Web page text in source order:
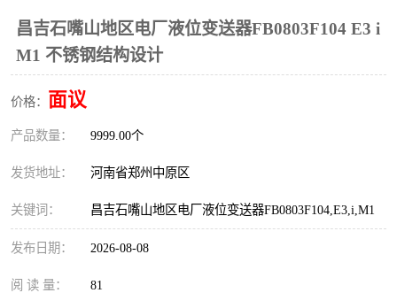
昌吉石嘴山地区电厂液位变送器FB0803F104 E3 i
M1 不锈钢结构设计
价格： 面议
产品数量： 9999.00个
发货地址： 河南省郑州中原区
关键词： 昌吉石嘴山地区电厂液位变送器FB0803F104,E3,i,M1
发布日期： 2026-08-08
阅 读 量： 81